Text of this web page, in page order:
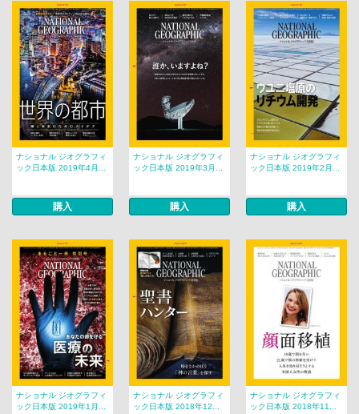
ナショナル ジオグラフィ
ック日本版 2019年4月...
購入
ナショナル ジオグラフィ
ック日本版 2019年3月...
購入
ナショナル ジオグラフィ
ック日本版 2019年2月...
購入
ナショナル ジオグラフィ
ック日本版 2019年1月...
ナショナル ジオグラフィ
ック日本版 2018年12...
ナショナル ジオグラフィ
ック日本版 2018年11...